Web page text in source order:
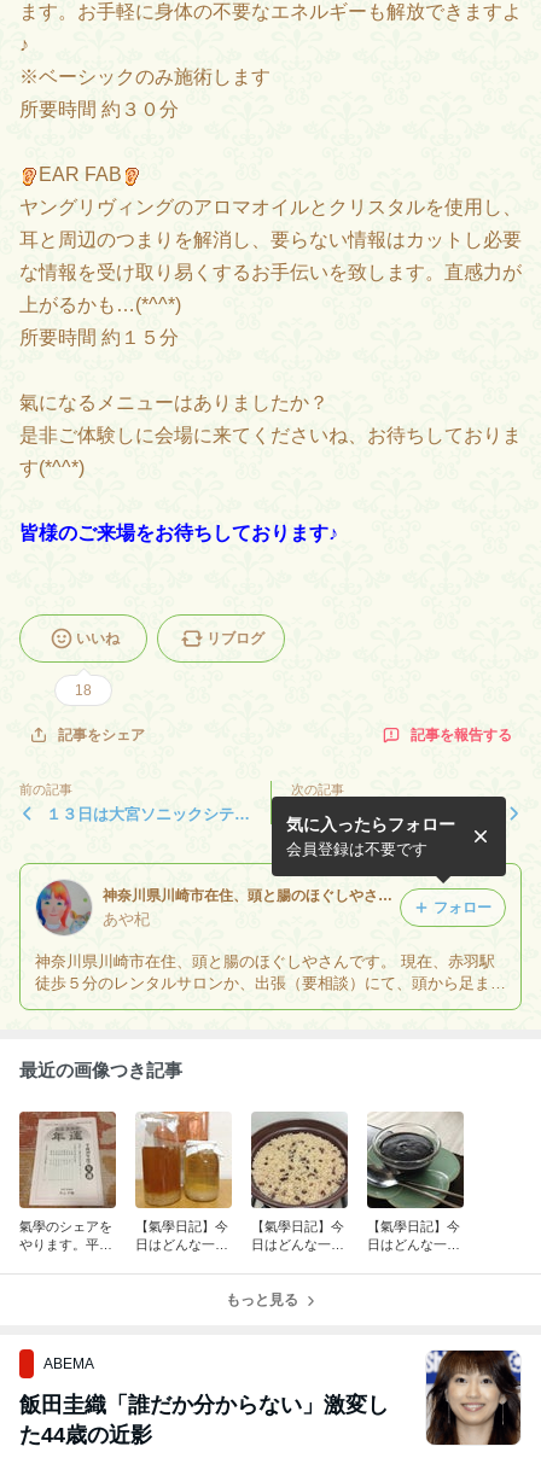
ます。お手軽に身体の不要なエネルギーも解放できますよ
♪
※ベーシックのみ施術します
所要時間 約３０分
EAR FAB
ヤングリヴィングのアロマオイルとクリスタルを使用し、
耳と周辺のつまりを解消し、要らない情報はカットし必要
な情報を受け取り易くするお手伝いを致します。直感力が
上がるかも…(*^^*)
所要時間 約１５分
氣になるメニューはありましたか？
是非ご体験しに会場に来てくださいね、お待ちしておりま
す(*^^*)
皆様のご来場をお待ちしております♪
いいね
18
リブログ
記事をシェア 記事を報告する
前の記事
１３日は大宮ソニックシティ
癒しマルシェ出展
次の記事
１２月２３日春日部駅付近
『埼玉おとな文化祭』開催！
私も頭ほぐしてます。
神奈川県川崎市在住、頭と腸のほぐしやさん☆赤羽駅徒歩５分他、出張も致します
あや杞
神奈川県川崎市在住、頭と腸のほぐしやさんです。 現在、赤羽駅
徒歩５分のレンタルサロンか、出張（要相談）にて、頭から足まで
全身の疲れや、コリをほぐします。その他にアロマハンドＦＡＢシ
気に入ったらフォロー
会員登録は不要です
フォロー
最近の画像つき記事
氣學のシェアを
やります。平成
【氣學日記】今
日はどんな一日
【氣學日記】今
日はどんな一日
【氣學日記】今
日はどんな一日
もっと見る
ABEMA
飯田圭織「誰だか分からない」激変し
た44歳の近影